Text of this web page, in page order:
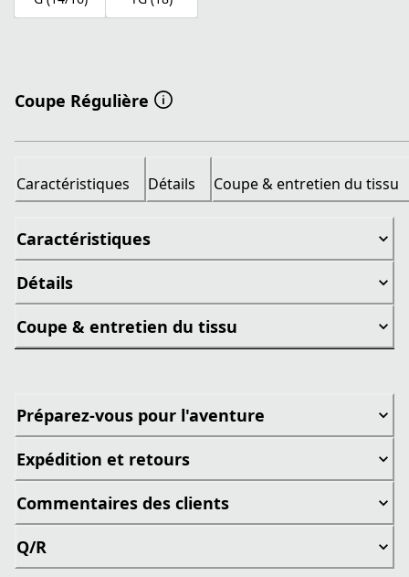
Coupe Régulière
Caractéristiques Détails Coupe & entretien du tissu
Caractéristiques
Détails
Coupe & entretien du tissu
Préparez-vous pour l'aventure
Expédition et retours
Commentaires des clients
Q/R